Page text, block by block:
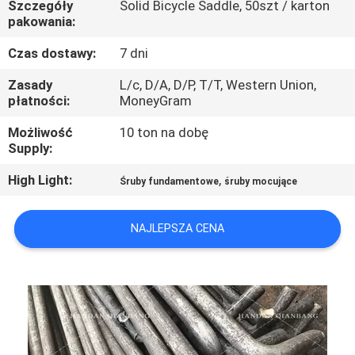
KONTROLA
SKONTAKTUJ
SIĘ
Z
NAMI
POPROSIĆ
SITEMAP
Szczegóły
pakowania:
Solid Bicycle Saddle, 50szt / karton
Czas dostawy:
7 dni
Zasady
płatności:
L/c, D/A, D/P, T/T, Western Union,
MoneyGram
Możliwość
Supply:
10 ton na dobę
High Light: Śruby fundamentowe, śruby mocujące
NAJLEPSZA CENA